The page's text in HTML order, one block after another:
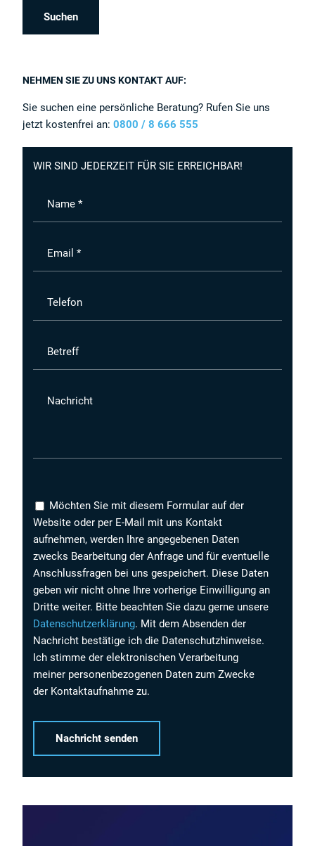
NEHMEN SIE ZU UNS KONTAKT AUF:
Sie suchen eine persönliche Beratung? Rufen Sie uns
jetzt kostenfrei an:0800 / 8 666 555
WIR SIND JEDERZEIT FÜR SIE ERREICHBAR!
Name *
Email *
Telefon
Betreff
Nachricht
Möchten Sie mit diesem Formular auf der
Website oder per E-Mail mit uns Kontakt
aufnehmen, werden Ihre angegebenen Daten
zwecks Bearbeitung der Anfrage und für eventuelle
Anschlussfragen bei uns gespeichert. Diese Daten
geben wir nicht ohne Ihre vorherige Einwilligung an
Dritte weiter. Bitte beachten Sie dazu gerne unsere
Datenschutzerklärung. Mit dem Absenden der
Nachricht bestätige ich die Datenschutzhinweise.
Ich stimme der elektronischen Verarbeitung
meiner personenbezogenen Daten zum Zwecke
der Kontaktaufnahme zu.